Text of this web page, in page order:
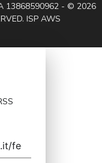
13868590962 - © 2026
ISP AWS